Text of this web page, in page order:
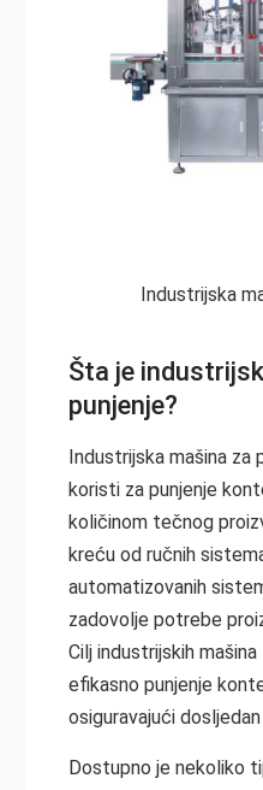
Industrijska
Šta je
punjenje?
Industrijska mašina za
koristi za punjenje
količinom tečnog
kreću od ručnih
automatizovanih
zadovolje potrebe
Cilj industrijskih
efikasno punjenje
osiguravajući
Dostupno je nekoliko